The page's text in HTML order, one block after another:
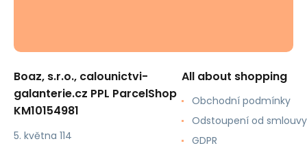
Boaz, s.r.o., calounictvi-
galanterie.cz PPL ParcelShop
KM10154981
5. května 114
All about shopping
Obchodní podmínky
Odstoupení od smlouvy
GDPR